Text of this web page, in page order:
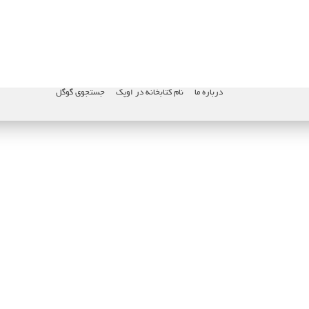
درباره ما نام کتابخانه در اوپک جستجوی گوگل